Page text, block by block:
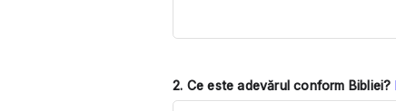
2. Ce este adevărul conform Bibliei?